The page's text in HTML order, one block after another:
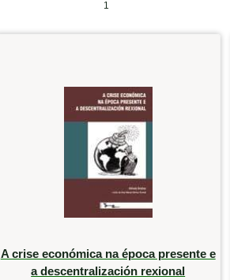
1
A crise económica na época presente e
a descentralización rexional